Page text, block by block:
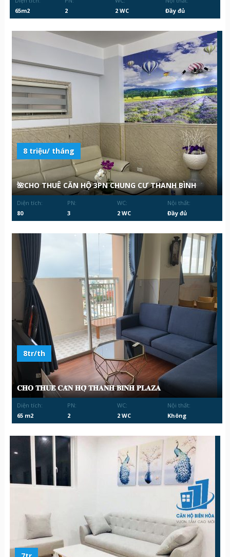
65m2
2
2 WC
Đầy đủ
8 triệu/ tháng
🌺CHO THUÊ CĂN HỘ 3PN CHUNG CƯ THANH BÌNH
Diện tích:
80
PN:
3
WC:
2 WC
Nội thất:
Đầy đủ
8tr/th
𝐂𝐇𝐎 𝐓𝐇𝐔𝐄̂ 𝐂𝐀̆𝐍 𝐇𝐎̣̂ 𝐓𝐇𝐀𝐍𝐇 𝐁𝐈̀𝐍𝐇 𝐏𝐋𝐀𝐙𝐀
Diện tích:
65 m2
PN:
2
WC:
2 WC
Nội thất:
Không